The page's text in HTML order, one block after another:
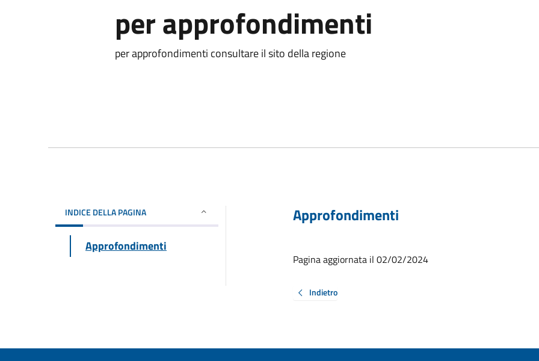
per approfondimenti
per approfondimenti consultare il sito della regione
INDICE DELLA PAGINA
Approfondimenti
Approfondimenti
Pagina aggiornata il 02/02/2024
Indietro